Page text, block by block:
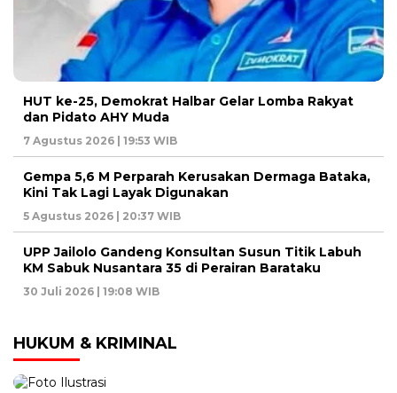
HUT ke-25, Demokrat Halbar Gelar Lomba Rakyat
dan Pidato AHY Muda
7 Agustus 2026 | 19:53 WIB
Gempa 5,6 M Perparah Kerusakan Dermaga Bataka,
Kini Tak Lagi Layak Digunakan
5 Agustus 2026 | 20:37 WIB
UPP Jailolo Gandeng Konsultan Susun Titik Labuh
KM Sabuk Nusantara 35 di Perairan Barataku
30 Juli 2026 | 19:08 WIB
HUKUM & KRIMINAL